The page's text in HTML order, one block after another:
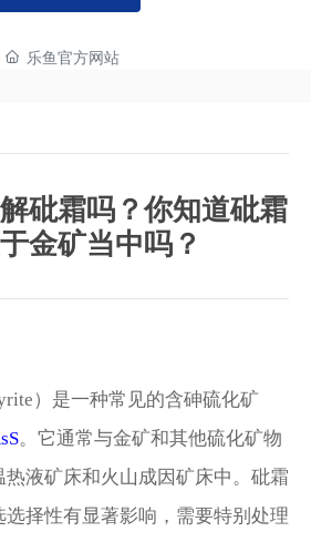
乐鱼官方网站
砒霜吗？你知道砒霜
金矿当中吗？
）是一种常见的含砷硫化矿
。它通常与金矿和其他硫化矿物
液矿床和火山成因矿床中。砒霜
择性有显著影响，需要特别处理